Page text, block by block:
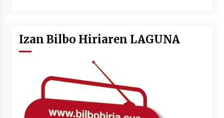
Izan Bilbo Hiriaren LAGUNA